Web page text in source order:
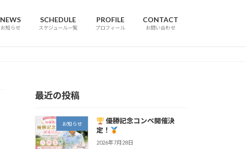
NEWS
お知らせ
SCHEDULE
スケジュール一覧
PROFILE
プロフィール
CONTACT
お問い合わせ
最近の投稿
お知らせ
優勝記念コンペ開催決
定！
2026年7月28日